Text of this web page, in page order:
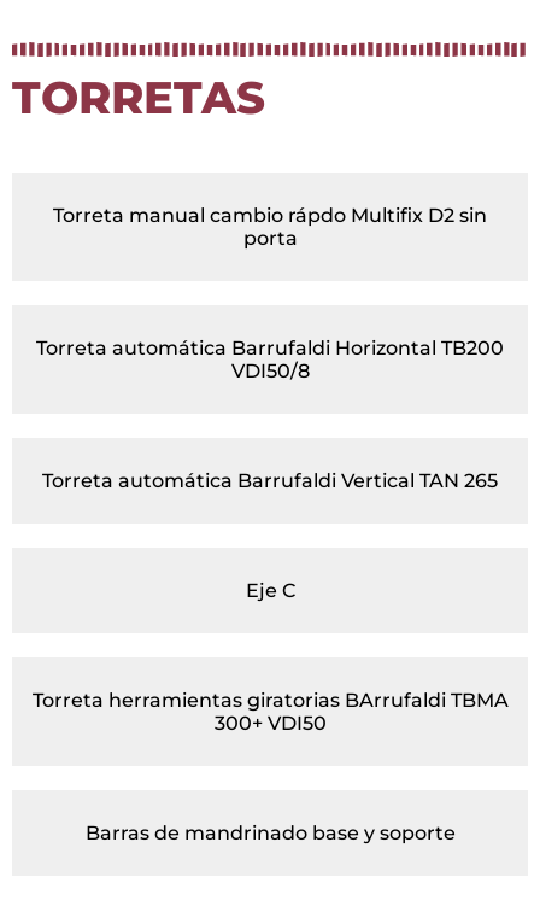
TORRETAS
Torreta manual cambio rápdo Multifix D2 sin
porta
Torreta automática Barrufaldi Horizontal TB200
VDI50/8
Torreta automática Barrufaldi Vertical TAN 265
Eje C
Torreta herramientas giratorias BArrufaldi TBMA
300+ VDI50
Barras de mandrinado base y soporte